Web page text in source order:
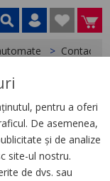
Contacte
Imx+Of,
V C.A.
pentru a oferi
De asemenea,
și de analize
site-ul nostru.
de dvs. sau